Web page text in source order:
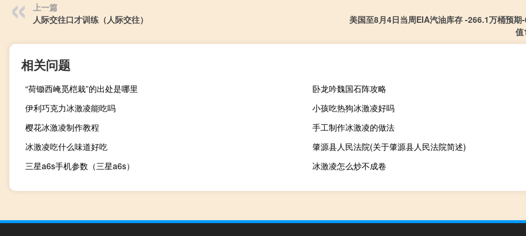
上一篇
人际交往口才训练（人际交往）
美国至8月4日当周EIA汽油库存 -266.1万桶预期
值
相关问题
“荷锄西崦觅桤栽”的出处是哪里
卧龙吟魏国石阵攻略
伊利巧克力冰激凌能吃吗
小孩吃热狗冰激凌好吗
樱花冰激凌制作教程
手工制作冰激凌的做法
冰激凌吃什么味道好吃
肇源县人民法院(关于肇源县人民法院简述)
三星a6s手机参数（三星a6s）
冰激凌怎么炒不成卷